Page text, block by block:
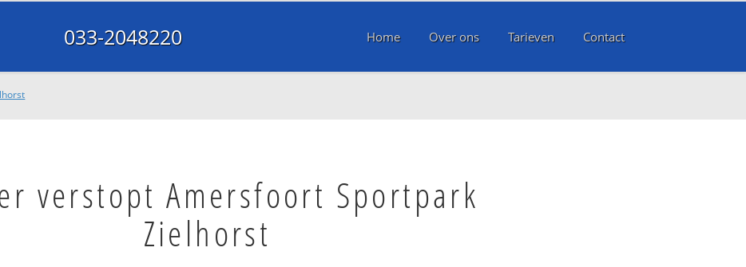
033-2048220 Home Over ons Tarieven Contact
verstopt Amersfoort Sportpark
Zielhorst